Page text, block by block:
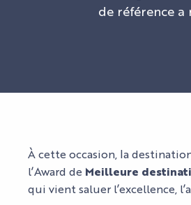
de référence a
À cette occasion, la
l’Award de Meilleure
qui vient saluer l’excellence,